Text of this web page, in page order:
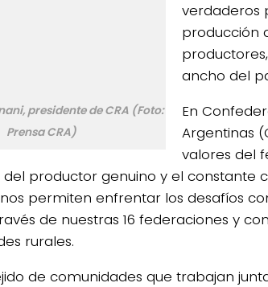
presidente de CRA (Foto:
Prensa CRA)
verdaderos
producción
ancho del
En
Argentinas
valores del
productor genuino y el constante
permiten enfrentar los desafíos
de nuestras 16 federaciones y
rurales.
de comunidades que trabajan